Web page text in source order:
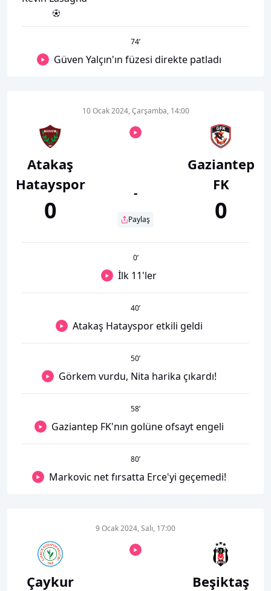
74’
Güven Yalçın'ın füzesi direkte patladı
Atakaş
Hatayspor
0
10 Ocak 2024, Çarşamba, 14:00
-
Paylaş
Gaziantep
FK
0
0’
İlk 11'ler
40’
Atakaş Hatayspor etkili geldi
50’
Görkem vurdu, Nita harika çıkardı!
58’
Gaziantep FK'nın golüne ofsayt engeli
80’
Markovic net fırsatta Erce'yi geçemedi!
Çaykur
9 Ocak 2024, Salı, 17:00
Beşiktaş